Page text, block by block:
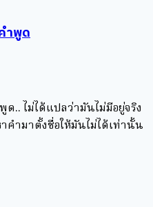
ำพูด
.. ไม่ได้แปลว่ามันไม่มีอยู่จริง
ำมาตั้งชื่อให้มันไม่ได้เท่านั้น